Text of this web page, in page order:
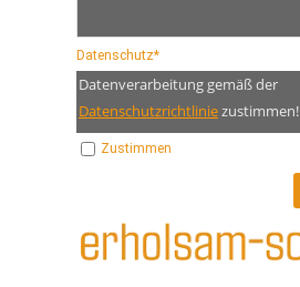
Datenschutz*
Datenverarbeitung gemäß der
Datenschutzrichtliniezustimmen!
Zustimmen